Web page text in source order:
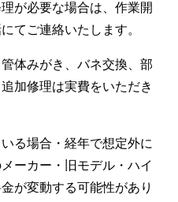
が必要な場合は、作業開
てご連絡いたします。
体みがき、バネ交換、部
加修理は実費をいただき
る場合・経年で想定外に
ーカー・旧モデル・ハイ
が変動する可能性があり